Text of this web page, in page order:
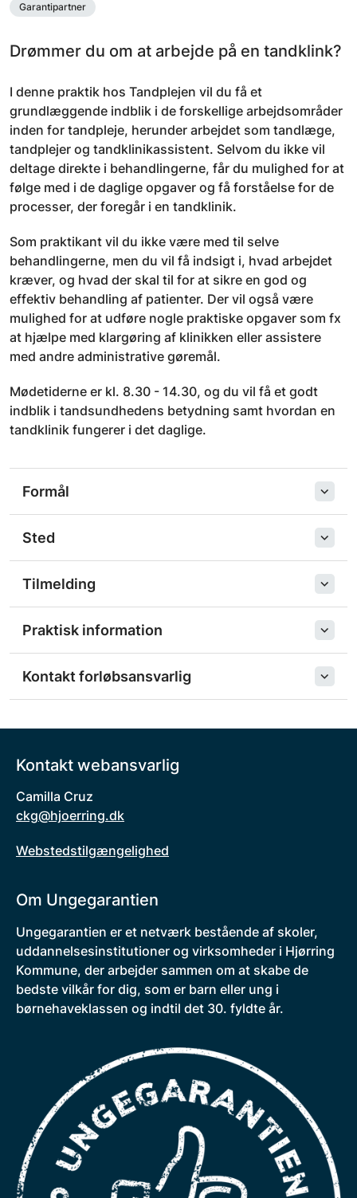
Garantipartner
Drømmer du om at arbejde på en tandklink?
I denne praktik hos Tandplejen vil du få et
grundlæggende indblik i de forskellige arbejdsområder
inden for tandpleje, herunder arbejdet som tandlæge,
tandplejer og tandklinikassistent. Selvom du ikke vil
deltage direkte i behandlingerne, får du mulighed for at
følge med i de daglige opgaver og få forståelse for de
processer, der foregår i en tandklinik.
Som praktikant vil du ikke være med til selve
behandlingerne, men du vil få indsigt i, hvad arbejdet
kræver, og hvad der skal til for at sikre en god og
effektiv behandling af patienter. Der vil også være
mulighed for at udføre nogle praktiske opgaver som fx
at hjælpe med klargøring af klinikken eller assistere
med andre administrative gøremål.
Mødetiderne er kl. 8.30 - 14.30, og du vil få et godt
indblik i tandsundhedens betydning samt hvordan en
tandklinik fungerer i det daglige.
Formål
Sted
Tilmelding
Praktisk information
Kontakt forløbsansvarlig
Kontakt webansvarlig
Camilla Cruz
ckg@hjoerring.dk
Webstedstilgængelighed
Om Ungegarantien
Ungegarantien er et netværk bestående af skoler,
uddannelsesinstitutioner og virksomheder i Hjørring
Kommune, der arbejder sammen om at skabe de
bedste vilkår for dig, som er barn eller ung i
børnehaveklassen og indtil det 30. fyldte år.